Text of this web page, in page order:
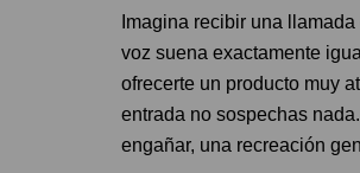
Imagina recibir una
voz suena exactamente
ofrecerte un producto muy
entrada no sospechas
engañar, una recreación